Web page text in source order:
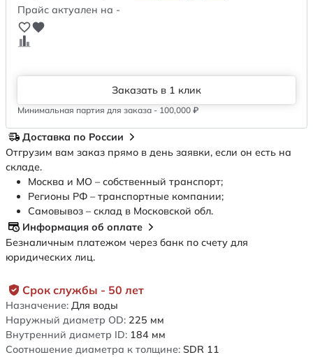
Срок службы - 50 лет
Назначение: Для воды
Наружный диаметр OD: 225 мм
Внутренний диаметр ID: 184 мм
Соотношение диаметра к толщине: SDR 11
Прайс актуален на -
Заказать в 1 клик
Минимальная партия для заказа - 100,000 ₽
Доставка по России
Отгрузим вам заказ прямо в день заявки, если он есть на
складе.
Москва и МО – собственный транспорт;
Регионы РФ – транспортные компании;
Самовывоз – склад в Московской обл.
Информация об оплате
Безналичным платежом через банк по счету для
юридических лиц.